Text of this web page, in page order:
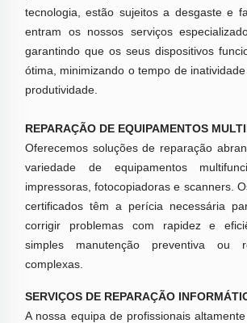
tecnologia, estão sujeitos a desgaste e
entram os nossos serviços
garantindo que os seus dispositivos
ótima, minimizando o tempo de
produtividade.
REPARAÇÃO DE EQUIPAMENTOS
Oferecemos soluções de reparação
variedade de equipamentos
impressoras, fotocopiadoras e scanners.
certificados têm a perícia necessária
corrigir problemas com rapidez e
simples manutenção preventiva ou
complexas.
SERVIÇOS DE REPARAÇÃO
A nossa equipa de profissionais